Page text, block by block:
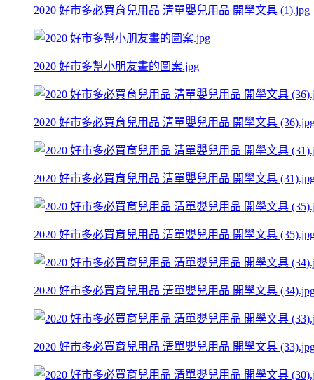
2020 好市多必買育兒用品 清單嬰兒用品 開學文具 (1).jpg
2020 好市多幫小朋友畫的圖案.jpg
2020 好市多必買育兒用品 清單嬰兒用品 開學文具
2020 好市多必買育兒用品 清單嬰兒用品 開學文具
2020 好市多必買育兒用品 清單嬰兒用品 開學文具
2020 好市多必買育兒用品 清單嬰兒用品 開學文具
2020 好市多必買育兒用品 清單嬰兒用品 開學文具